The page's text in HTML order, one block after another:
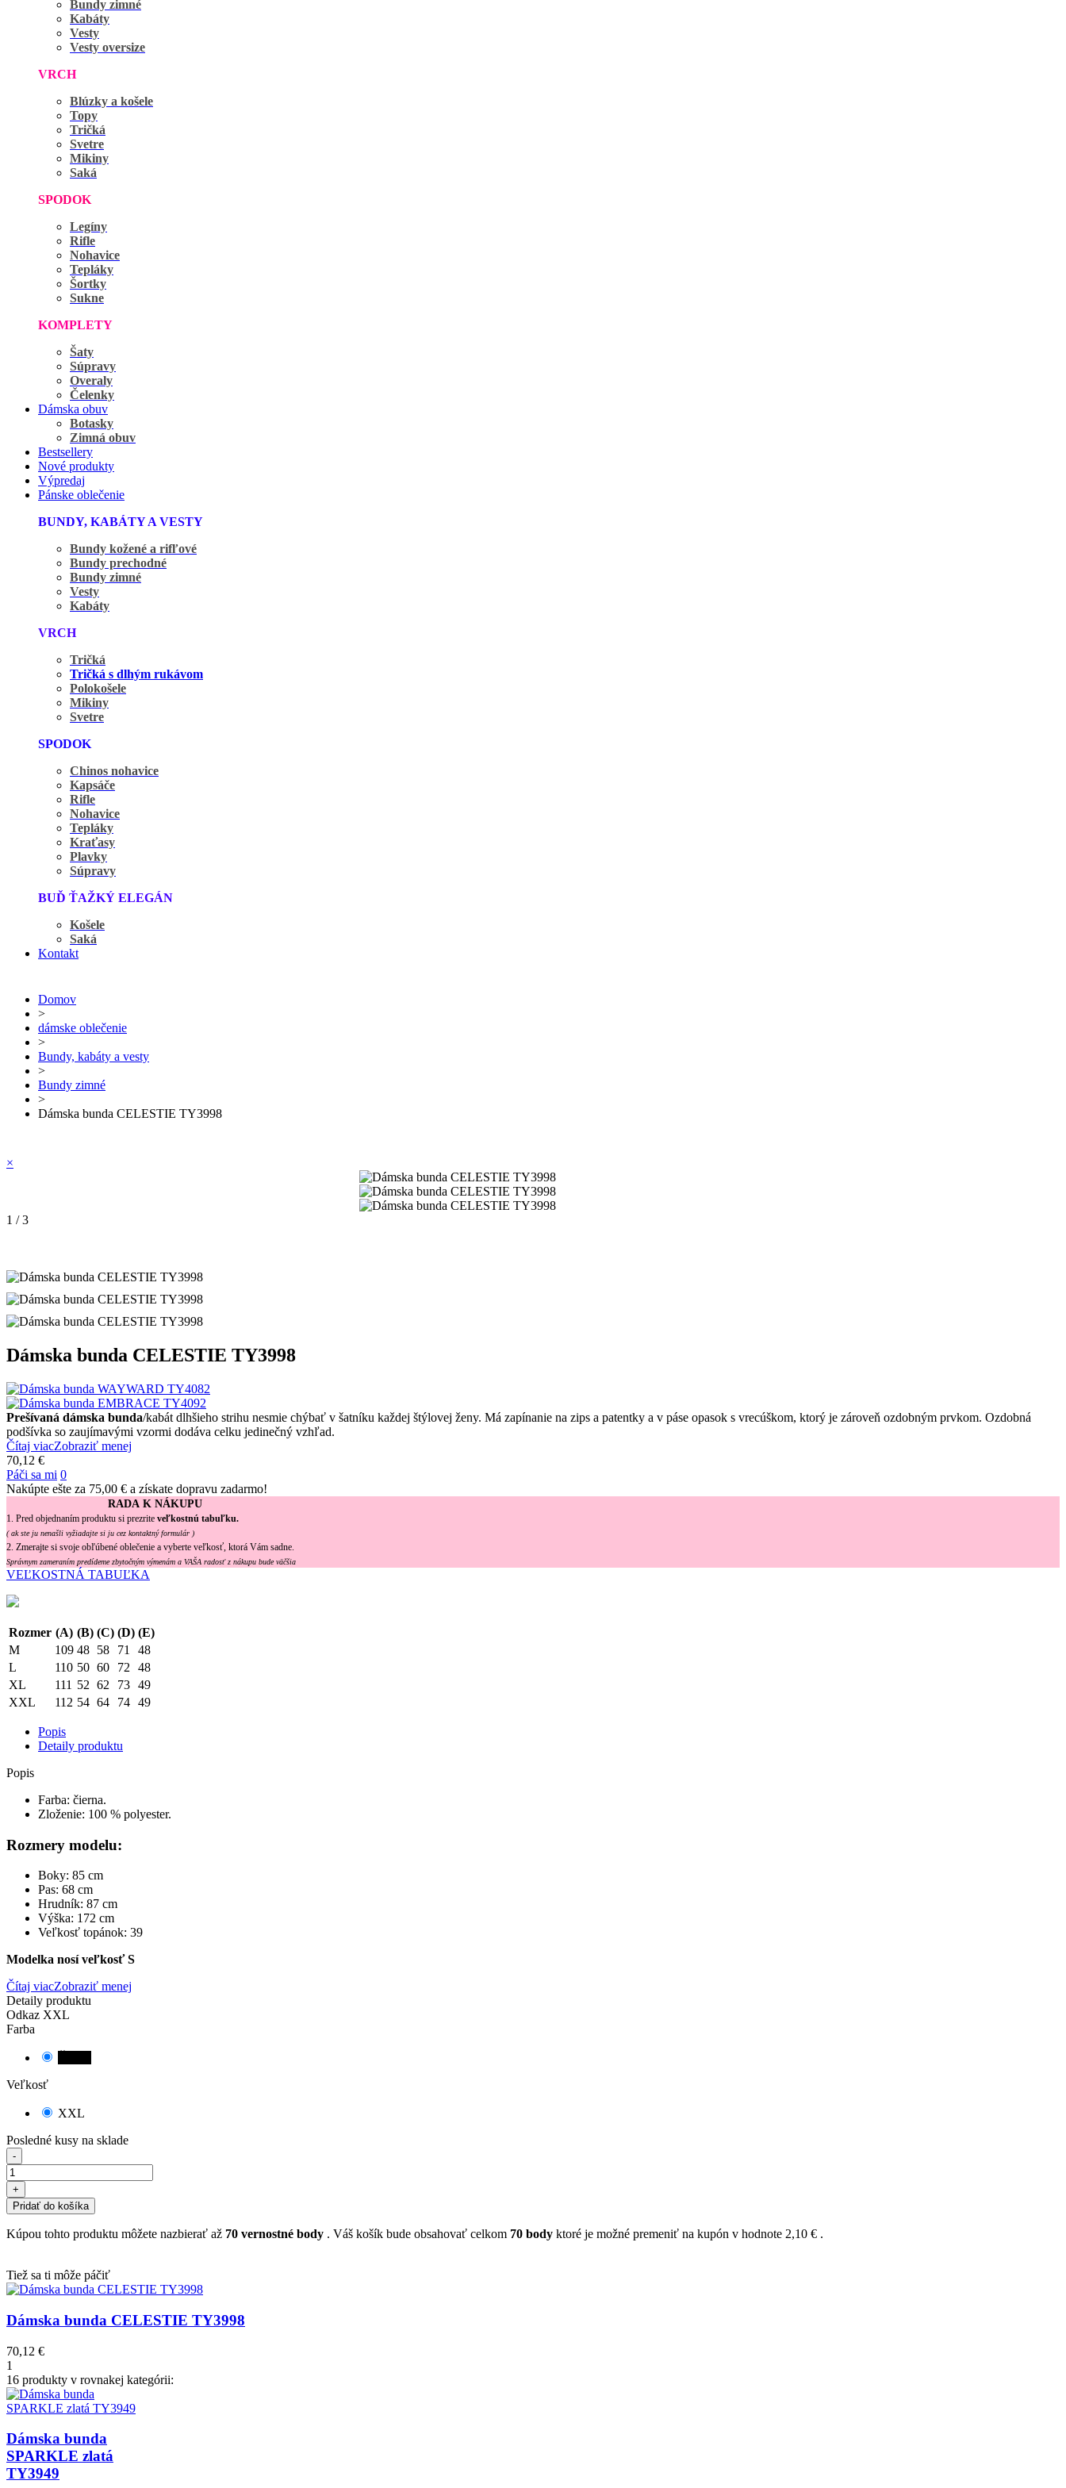
Bundy zimné
Kabáty
Vesty
Vesty oversize
VRCH
Blúzky a košele
Topy
Tričká
Svetre
Mikiny
Saká
SPODOK
Legíny
Rifle
Nohavice
Tepláky
Šortky
Sukne
KOMPLETY
Šaty
Súpravy
Overaly
Čelenky
Dámska obuv
Botasky
Zimná obuv
Bestsellery
Nové produkty
Výpredaj
Pánske oblečenie
BUNDY, KABÁTY A VESTY
Bundy kožené a rifľové
Bundy prechodné
Bundy zimné
Vesty
Kabáty
VRCH
Tričká
Tričká s dlhým rukávom
Polokošele
Mikiny
Svetre
SPODOK
Chinos nohavice
Kapsáče
Rifle
Nohavice
Tepláky
Kraťasy
Plavky
Súpravy
BUĎ ŤAŽKÝ ELEGÁN
Košele
Saká
Kontakt
Domov
>
dámske oblečenie
>
Bundy, kabáty a vesty
>
Bundy zimné
>
Dámska bunda CELESTIE TY3998
×
1 / 3
Dámska bunda CELESTIE TY3998
Prešívaná dámska bunda/kabát dlhšieho strihu nesmie chýbať v šatníku každej štýlovej ženy. Má zapínanie na zips a patentky a v páse opasok s vrecúškom, ktorý je zároveň ozdobným prvkom. Ozdobná
podšívka so zaujímavými vzormi dodáva celku jedinečný vzhľad.
Čítaj viacZobraziť menej
70,12 €
Páči sa mi 0
Nakúpte ešte za 75,00 € a získate dopravu zadarmo!
RADA K NÁKUPU
1. Pred objednaním produktu si prezrite veľkostnú tabuľku.
( ak ste ju nenašli vyžiadajte si ju cez kontaktný formulár )
2. Zmerajte si svoje obľúbené oblečenie a vyberte veľkosť, ktorá Vám sadne.
Správnym zameraním predídeme zbytočným výmenám a VAŠA radosť z nákupu bude väčšia
VEĽKOSTNÁ TABUĽKA
Rozmer (A) (B) (C) (D) (E)
M
109 48 58 71
48
L
110 50 60 72
48
XL
111 52 62 73 49
XXL
112 54 64 74 49
Popis
Detaily produktu
Popis
Farba: čierna.
Zloženie: 100 % polyester.
Rozmery modelu:
Boky: 85 cm
Pas: 68 cm
Hrudník: 87 cm
Výška: 172 cm
Veľkosť topánok: 39
Modelka nosí veľkosť S
Čítaj viacZobraziť menej
Detaily produktu
Odkaz XXL
Farba
Veľkosť
XXL
Posledné kusy na sklade
-
+
Pridať do košíka
Kúpou tohto produktu môžete nazbierať až 70 vernostné body . Váš košík bude obsahovať celkom 70 body ktoré je možné premeniť na kupón v hodnote 2,10 € .
Tiež sa ti môže páčiť
Dámska bunda CELESTIE TY3998
70,12 €
1
16 produkty v rovnakej kategórii:
Dámska bunda
SPARKLE zlatá
TY3949